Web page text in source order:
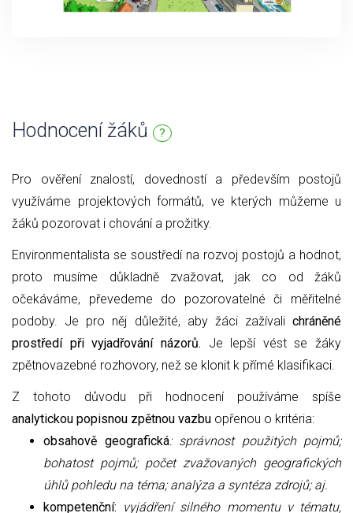
Hodnocení žáků ?
Pro ověření znalostí, dovedností a především postojů
využíváme projektových formátů, ve kterých můžeme u
žáků pozorovat i chování a prožitky.
Environmentalista se soustředí na rozvoj postojů a hodnot,
proto musíme důkladně zvažovat, jak co od žáků
očekáváme, převedeme do pozorovatelné či měřitelné
podoby. Je pro něj důležité, aby žáci zažívali chráněné
prostředí při vyjadřování názorů. Je lepší vést se žáky
zpětnovazebné rozhovory, než se klonit k přímé klasifikaci.
Z tohoto důvodu při hodnocení používáme spíše
analytickou popisnou zpětnou vazbu opřenou o kritéria:
obsahově geografická: správnost použitých pojmů;
bohatost pojmů; počet zvažovaných geografických
úhlů pohledu na téma; analýza a syntéza zdrojů; aj.
kompetenční: vyjádření silného momentu v tématu,